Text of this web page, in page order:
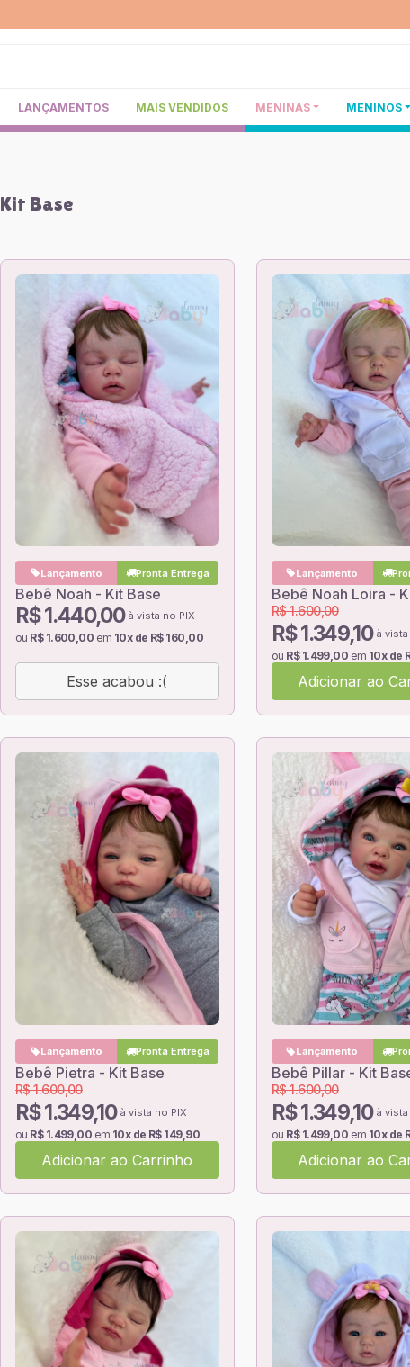
LANÇAMENTOS MAIS VENDIDOS MENINAS MENINOS
Kit Base
Lançamento Pronta Entrega
Bebê Noah - Kit Base
R$ 1.440,00 à vista no PIX
ou R$ 1.600,00 em 10x de R$ 160,00
Esse acabou :(
Lançamento
Bebê Noah Loira -
R$ 1.349,10 à vista
R$ 1.600,00
ou R$ 1.499,00 em 10x de
Adicionar ao
Lançamento Pronta Entrega
Bebê Pietra - Kit Base
R$ 1.349,10 à vista no PIX
R$ 1.600,00
ou R$ 1.499,00 em 10x de R$ 149,90
Adicionar ao Carrinho
Lançamento
Bebê Pillar - Kit
R$ 1.349,10 à vista
R$ 1.600,00
ou R$ 1.499,00 em 10x de
Adicionar ao